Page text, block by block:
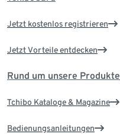
Jetzt kostenlos registrieren
Jetzt Vorteile entdecken
Rund um unsere Produkte
Tchibo Kataloge & Magazine
Bedienungsanleitungen